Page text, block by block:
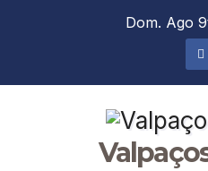
Dom. Ago